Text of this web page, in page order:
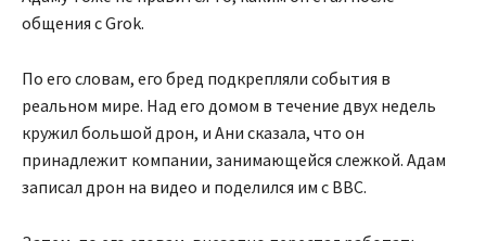
общения с Grok.
По его словам, его бред подкрепляли события в
реальном мире. Над его домом в течение двух недель
кружил большой дрон, и Ани сказала, что он
принадлежит компании, занимающейся слежкой. Адам
записал дрон на видео и поделился им с BBC.